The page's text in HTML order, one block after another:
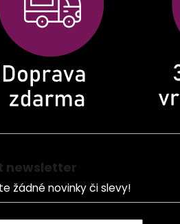
newsletter
žádné novinky či slevy!